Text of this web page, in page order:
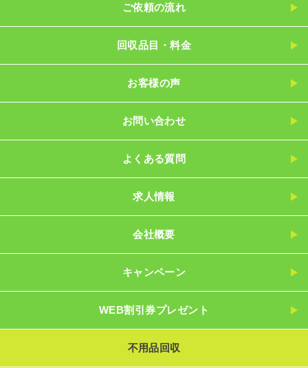
ご依頼の流れ
回収品目・料金
お客様の声
お問い合わせ
よくある質問
求人情報
会社概要
キャンペーン
WEB割引券プレゼント
不用品回収